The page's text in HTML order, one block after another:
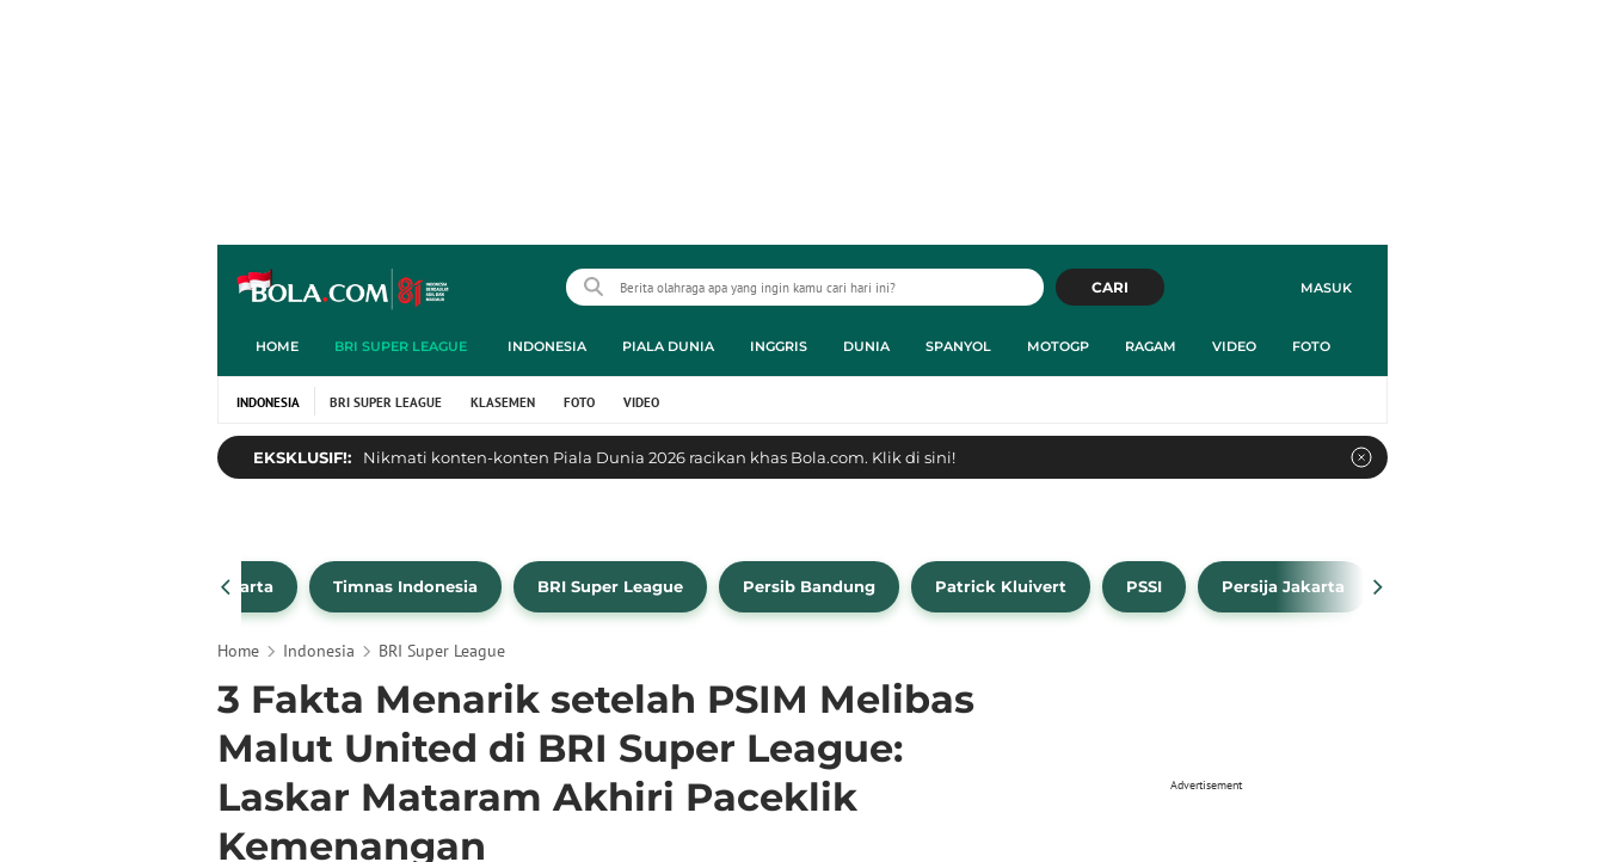
MASUK
CARI
HOME BRI SUPER LEAGUE INDONESIA PIALA DUNIA INGGRIS DUNIA SPANYOL MOTOGP RAGAM VIDEO FOTO
INDONESIA BRI SUPER LEAGUE KLASEMEN FOTO VIDEO
EKSKLUSIF!: Nikmati konten-konten Piala Dunia 2026 racikan khas Bola.com. Klik di sini!
Persija Jakarta Timnas Indonesia BRI Super League Persib Bandung Patrick Kluivert PSSI Persija Jakarta
Home Indonesia BRI Super League
3 Fakta Menarik setelah PSIM Melibas
Malut United di BRI Super League:
Laskar Mataram Akhiri Paceklik
Kemenangan
Advertisement